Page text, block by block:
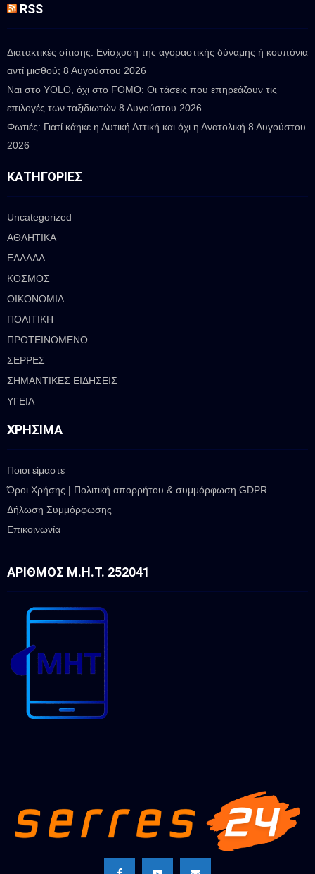
RSS
Διατακτικές σίτισης: Ενίσχυση της αγοραστικής δύναμης ή κουπόνια
αντί μισθού; 8 Αυγούστου 2026
Ναι στο YOLO, όχι στο FOMO: Οι τάσεις που επηρεάζουν τις
επιλογές των ταξιδιωτών 8 Αυγούστου 2026
Φωτιές: Γιατί κάηκε η Δυτική Αττική και όχι η Ανατολική 8 Αυγούστου
2026
ΚΑΤΗΓΟΡΊΕΣ
Uncategorized
ΑΘΛΗΤΙΚΑ
ΕΛΛΑΔΑ
ΚΟΣΜΟΣ
ΟΙΚΟΝΟΜΙΑ
ΠΟΛΙΤΙΚΗ
ΠΡΟΤΕΙΝΟΜΕΝΟ
ΣΕΡΡΕΣ
ΣΗΜΑΝΤΙΚΕΣ ΕΙΔΗΣΕΙΣ
ΥΓΕΙΑ
ΧΡΉΣΙΜΑ
Ποιοι είμαστε
Όροι Χρήσης | Πολιτική απορρήτου & συμμόρφωση GDPR
Δήλωση Συμμόρφωσης
Επικοινωνία
ΑΡΙΘΜΌΣ Μ.Η.Τ. 252041